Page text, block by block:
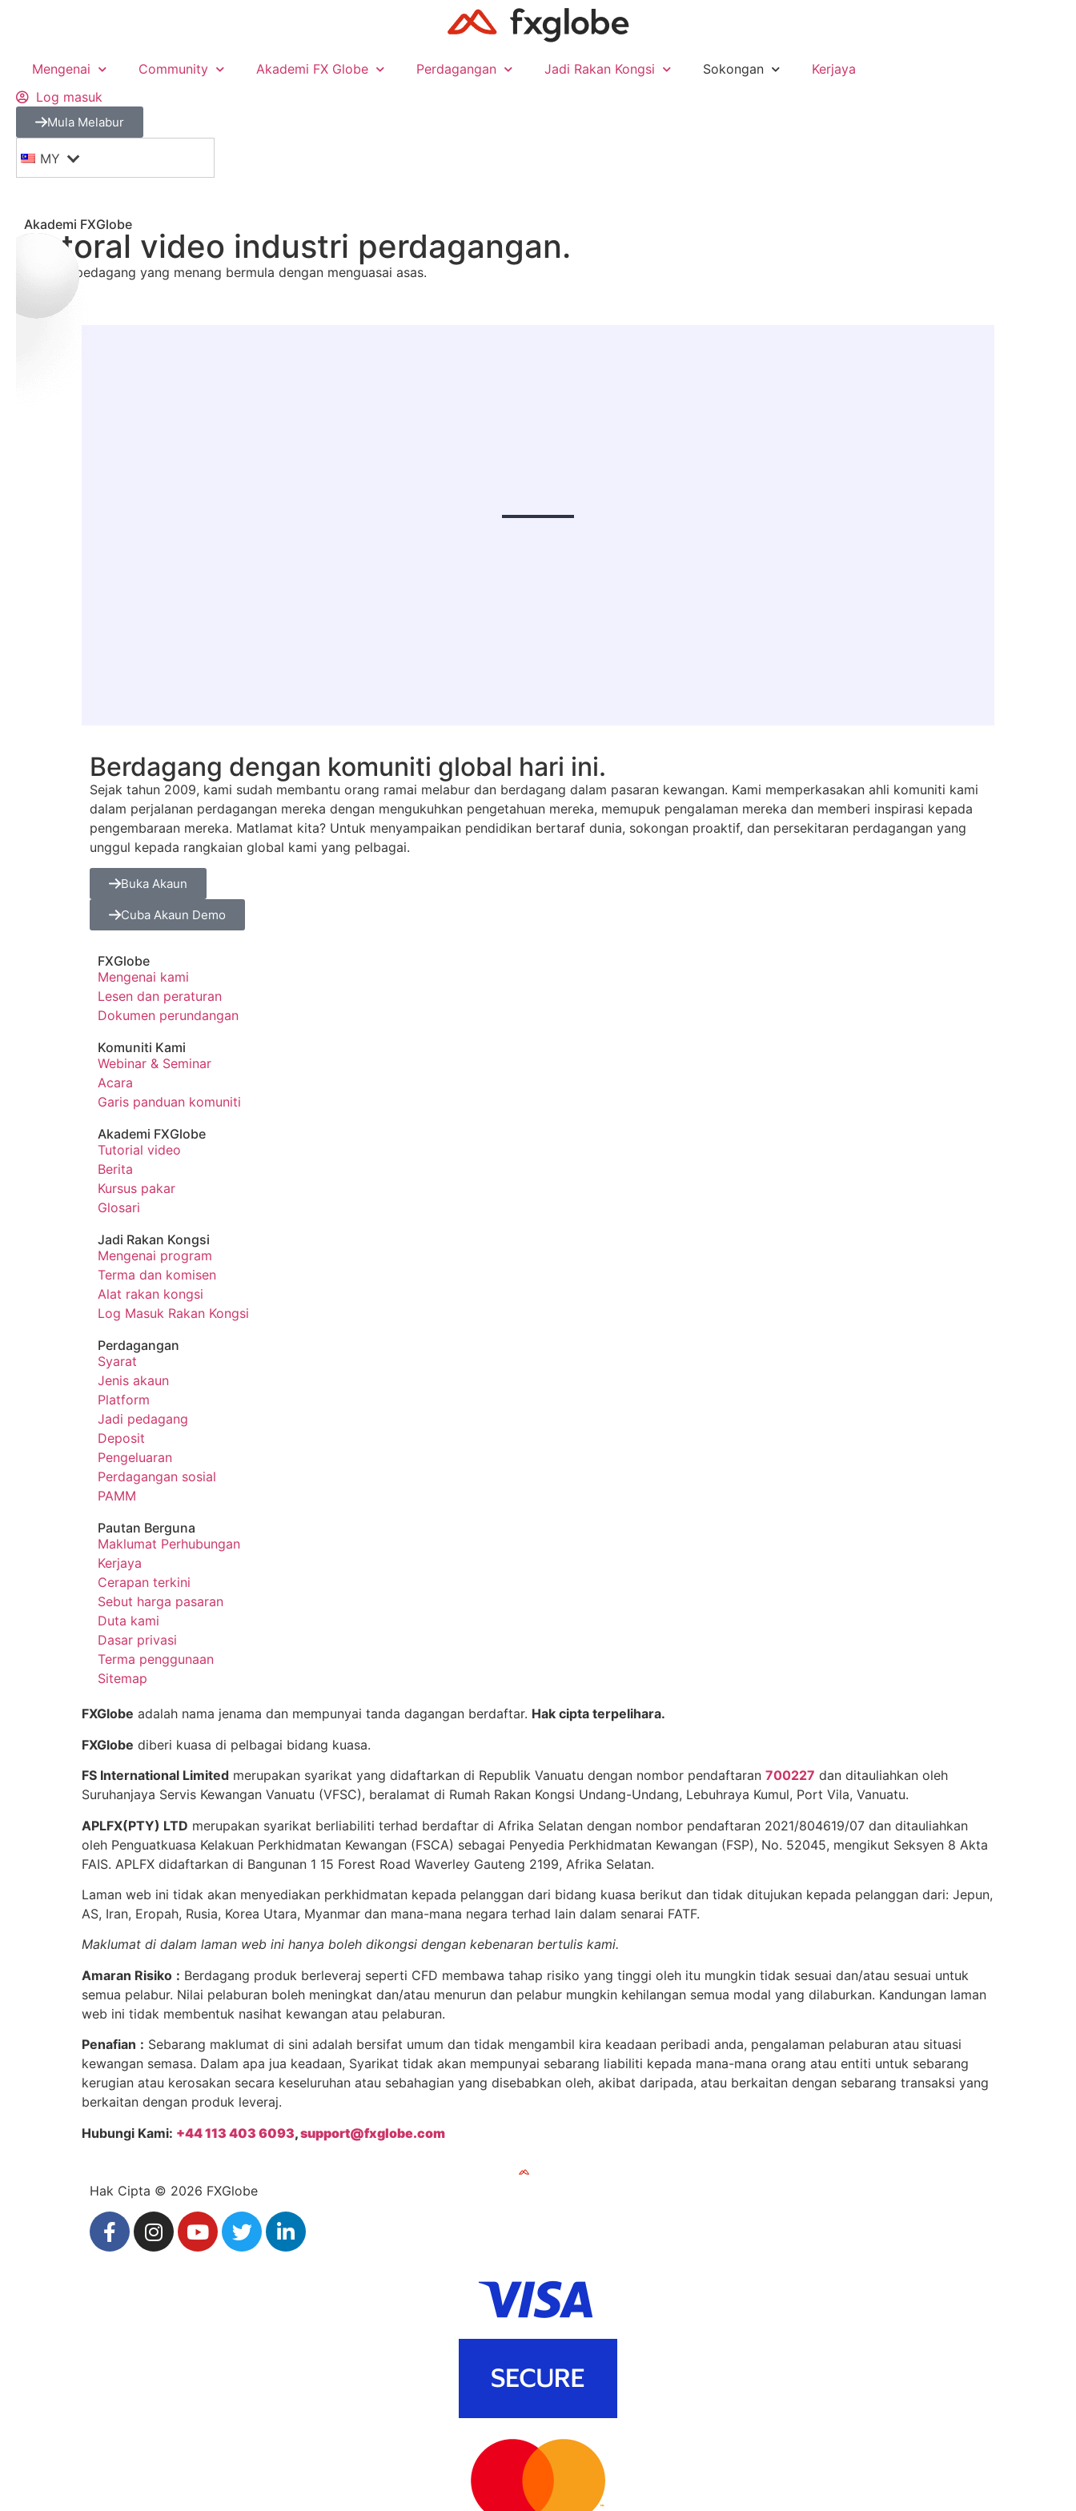
Mengenai Community Akademi FX Globe Perdagangan Jadi Rakan Kongsi Sokongan
Kerjaya
Log masuk
Mula Melabur
MY
Akademi FXGlobe
Tutoral video industri perdagangan.
Menjadi pedagang yang menang bermula dengan menguasai asas.
Berdagang dengan komuniti global hari ini.
Sejak tahun 2009, kami sudah membantu orang ramai melabur dan berdagang dalam pasaran kewangan. Kami memperkasakan ahli komuniti kami
dalam perjalanan perdagangan mereka dengan mengukuhkan pengetahuan mereka, memupuk pengalaman mereka dan memberi inspirasi kepada
pengembaraan mereka. Matlamat kita? Untuk menyampaikan pendidikan bertaraf dunia, sokongan proaktif, dan persekitaran perdagangan yang
unggul kepada rangkaian global kami yang pelbagai.
Buka Akaun
Cuba Akaun Demo
FXGlobe
Mengenai kami
Lesen dan peraturan
Dokumen perundangan
Komuniti Kami
Webinar & Seminar
Acara
Garis panduan komuniti
Akademi FXGlobe
Tutorial video
Berita
Kursus pakar
Glosari
Jadi Rakan Kongsi
Mengenai program
Terma dan komisen
Alat rakan kongsi
Log Masuk Rakan Kongsi
Perdagangan
Syarat
Jenis akaun
Platform
Jadi pedagang
Deposit
Pengeluaran
Perdagangan sosial
PAMM
Pautan Berguna
Maklumat Perhubungan
Kerjaya
Cerapan terkini
Sebut harga pasaran
Duta kami
Dasar privasi
Terma penggunaan
Sitemap
FXGlobe adalah nama jenama dan mempunyai tanda dagangan berdaftar. Hak cipta terpelihara.
FXGlobe diberi kuasa di pelbagai bidang kuasa.
FS International Limited merupakan syarikat yang didaftarkan di Republik Vanuatu dengan nombor pendaftaran 700227 dan ditauliahkan oleh
Suruhanjaya Servis Kewangan Vanuatu (VFSC), beralamat di Rumah Rakan Kongsi Undang-Undang, Lebuhraya Kumul, Port Vila, Vanuatu.
APLFX(PTY) LTD merupakan syarikat berliabiliti terhad berdaftar di Afrika Selatan dengan nombor pendaftaran 2021/804619/07 dan ditauliahkan
oleh Penguatkuasa Kelakuan Perkhidmatan Kewangan (FSCA) sebagai Penyedia Perkhidmatan Kewangan (FSP), No. 52045, mengikut Seksyen 8 Akta
FAIS. APLFX didaftarkan di Bangunan 1 15 Forest Road Waverley Gauteng 2199, Afrika Selatan.
Laman web ini tidak akan menyediakan perkhidmatan kepada pelanggan dari bidang kuasa berikut dan tidak ditujukan kepada pelanggan dari: Jepun,
AS, Iran, Eropah, Rusia, Korea Utara, Myanmar dan mana-mana negara terhad lain dalam senarai FATF.
Maklumat di dalam laman web ini hanya boleh dikongsi dengan kebenaran bertulis kami.
Amaran Risiko : Berdagang produk berleveraj seperti CFD membawa tahap risiko yang tinggi oleh itu mungkin tidak sesuai dan/atau sesuai untuk
semua pelabur. Nilai pelaburan boleh meningkat dan/atau menurun dan pelabur mungkin kehilangan semua modal yang dilaburkan. Kandungan laman
web ini tidak membentuk nasihat kewangan atau pelaburan.
Penafian : Sebarang maklumat di sini adalah bersifat umum dan tidak mengambil kira keadaan peribadi anda, pengalaman pelaburan atau situasi
kewangan semasa. Dalam apa jua keadaan, Syarikat tidak akan mempunyai sebarang liabiliti kepada mana-mana orang atau entiti untuk sebarang
kerugian atau kerosakan secara keseluruhan atau sebahagian yang disebabkan oleh, akibat daripada, atau berkaitan dengan sebarang transaksi yang
berkaitan dengan produk leveraj.
Hubungi Kami: +44 113 403 6093,support@fxglobe.com
Hak Cipta © 2026 FXGlobe